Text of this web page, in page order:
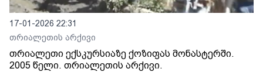
17-01-2026 22:31
თრიალეთის არქივი
თრიალეთი ექსკურსიაზე ქოზიფას მონასტერში.
2005 წელი. თრიალეთის არქივი.